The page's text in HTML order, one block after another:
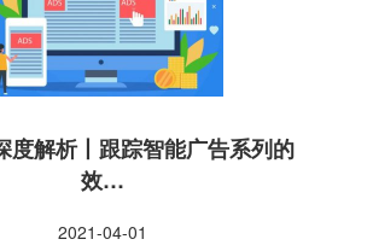
度解析丨跟踪智能广告系列的
效…
2021-04-01